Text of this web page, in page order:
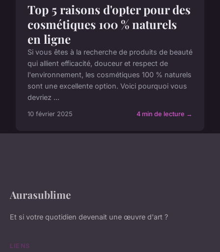
Top 5 raisons d'opter pour des
cosmétiques 100 % naturels
en ligne
Si vous êtes à la recherche de produits de beauté
qui allient efficacité, douceur et respect de
l'environnement, les cosmétiques 100 % naturels
sont une excellente option. Voici pourquoi vous
devriez ...
10 février 2025 4 min de lecture →
Aurasublime
Et si votre quotidien devenait une œuvre d'art ?
LIENS